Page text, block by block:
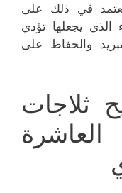
في ذلك على
الذي يجعلها تؤدي
والحفاظ على
ثلاجات